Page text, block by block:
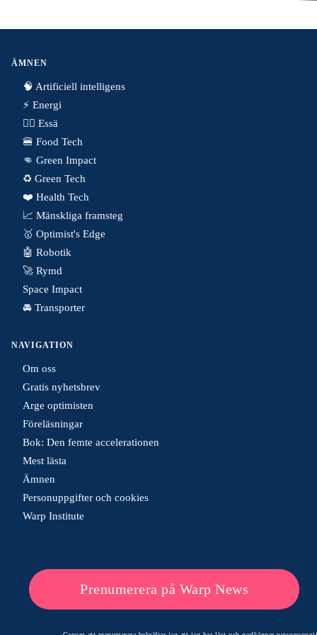
ÄMNEN
🧠 Artificiell intelligens
⚡️ Energi
✍🏼 Essä
🍔 Food Tech
👊 Green Impact
♻️ Green Tech
❤️ Health Tech
📈 Mänskliga framsteg
🥇 Optimist's Edge
🤖 Robotik
🚀 Rymd
Space Impact
🚘 Transporter
NAVIGATION
Om oss
Gratis nyhetsbrev
Arge optimisten
Föreläsningar
Bok: Den femte accelerationen
Mest lästa
Ämnen
Personuppgifter och cookies
Warp Institute
Prenumerera på Warp News